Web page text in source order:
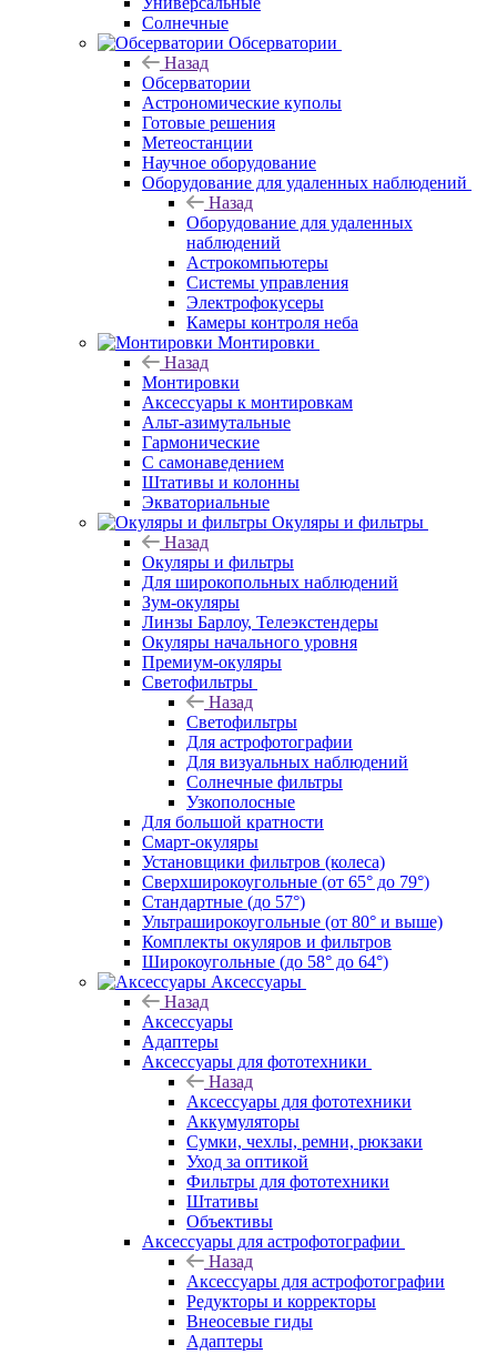
Солнечные
Обсерватории
Назад
Обсерватории
Астрономические куполы
Готовые решения
Метеостанции
Научное оборудование
Оборудование для удаленных наблюдений
Назад
Оборудование для удаленных
наблюдений
Астрокомпьютеры
Системы управления
Электрофокусеры
Камеры контроля неба
Монтировки
Назад
Монтировки
Аксессуары к монтировкам
Альт-азимутальные
Гармонические
С самонаведением
Штативы и колонны
Экваториальные
Окуляры и фильтры
Назад
Окуляры и фильтры
Для широкопольных наблюдений
Зум-окуляры
Линзы Барлоу, Телеэкстендеры
Окуляры начального уровня
Премиум-окуляры
Светофильтры
Назад
Светофильтры
Для астрофотографии
Для визуальных наблюдений
Солнечные фильтры
Узкополосные
Для большой кратности
Смарт-окуляры
Установщики фильтров (колеса)
Сверхширокоугольные (от 65° до 79°)
Стандартные (до 57°)
Ультраширокоугольные (от 80° и выше)
Комплекты окуляров и фильтров
Широкоугольные (до 58° до 64°)
Аксессуары
Назад
Аксессуары
Адаптеры
Аксессуары для фототехники
Назад
Аксессуары для фототехники
Аккумуляторы
Сумки, чехлы, ремни, рюкзаки
Уход за оптикой
Фильтры для фототехники
Штативы
Объективы
Аксессуары для астрофотографии
Назад
Аксессуары для астрофотографии
Редукторы и корректоры
Внеосевые гиды
Адаптеры